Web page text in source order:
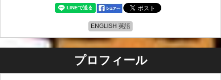
ENGLISH 英語
プロフィール